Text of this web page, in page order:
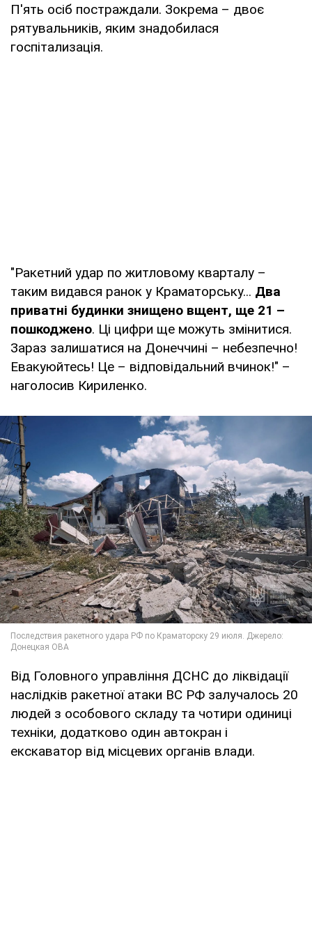
П'ять осіб постраждали. Зокрема – двоє
рятувальників, яким знадобилася
госпітализація.
"Ракетний удар по житловому кварталу –
таким видався ранок у Краматорську... Два
приватні будинки знищено вщент, ще 21 –
пошкоджено. Ці цифри ще можуть змінитися.
Зараз залишатися на Донеччині – небезпечно!
Евакуюйтесь! Це – відповідальний вчинок!" –
наголосив Кириленко.
Від Головного управління ДСНС до ліквідації
наслідків ракетної атаки ВС РФ залучалось 20
людей з особового складу та чотири одиниці
техніки, додатково один автокран і
екскаватор від місцевих органів влади.